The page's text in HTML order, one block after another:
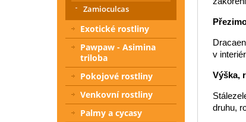
v
Výška,
druhu,
Zamioculcas
Exotické rostliny
Pawpaw - Asimina
triloba
Pokojové rostliny
Venkovní rostliny
Palmy a cycasy